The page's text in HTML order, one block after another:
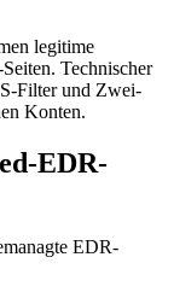
legitime
Technischer
Filter und Zwei-
Konten.
EDR-
EDR-